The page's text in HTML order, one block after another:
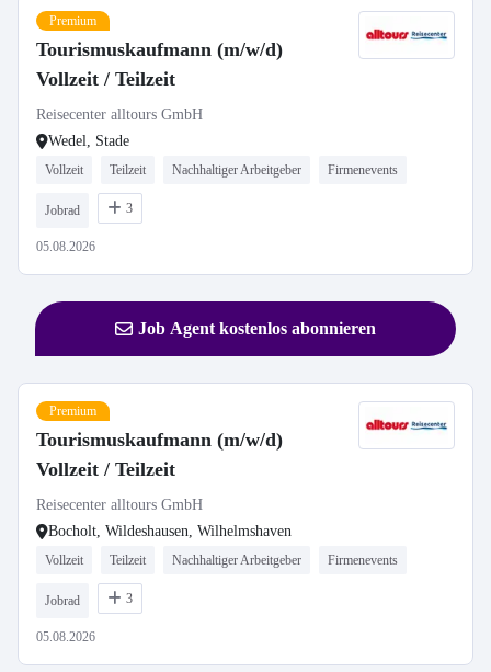
Premium
Tourismuskaufmann (m/w/d)
Vollzeit / Teilzeit
Reisecenter alltours GmbH
Wedel, Stade
Vollzeit Teilzeit Nachhaltiger Arbeitgeber Firmenevents
Jobrad 3
05.08.2026
Job Agent kostenlos abonnieren
Premium
Tourismuskaufmann (m/w/d)
Vollzeit / Teilzeit
Reisecenter alltours GmbH
Bocholt, Wildeshausen, Wilhelmshaven
Vollzeit Teilzeit Nachhaltiger Arbeitgeber Firmenevents
Jobrad 3
05.08.2026